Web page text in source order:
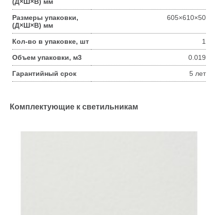
Размеры упаковки,
(Д×Ш×В) мм
605×610×50
Кол-во в упаковке, шт 1
Объем упаковки, м3 0.019
Гарантийный срок 5 лет
Комплектующие к светильникам